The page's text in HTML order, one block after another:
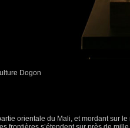
Dogon
orientale du Mali, et mordant sur